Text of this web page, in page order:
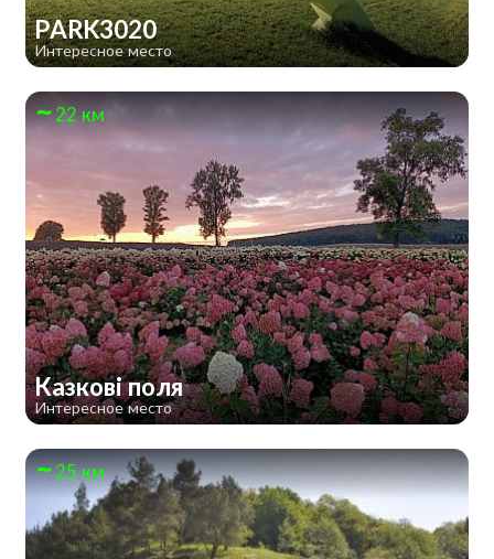
PARK3020
Интересное место
22 км
Казкові поля
Интересное место
25 км